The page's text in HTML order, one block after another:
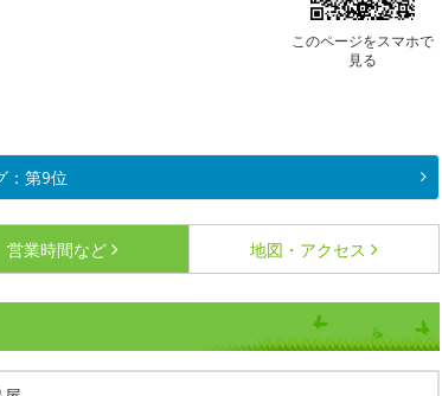
このページをスマホで
見る
：第9位
営業時間など 地図・アクセス